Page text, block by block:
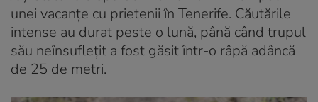
unei vacanțe cu prietenii în Tenerife. Căutările
intense au durat peste o lună, până când trupul
său neînsuflețit a fost găsit într-o râpă adâncă
de 25 de metri.